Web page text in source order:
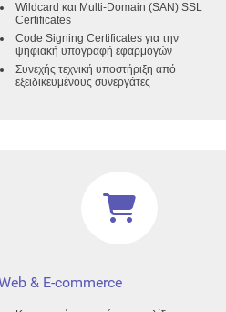
Wildcard και Multi-Domain (SAN) SSL
Certificates
Code Signing Certificates για την
ψηφιακή υπογραφή εφαρμογών
Συνεχής τεχνική υποστήριξη από
εξειδικευμένους συνεργάτες
& E-commerce